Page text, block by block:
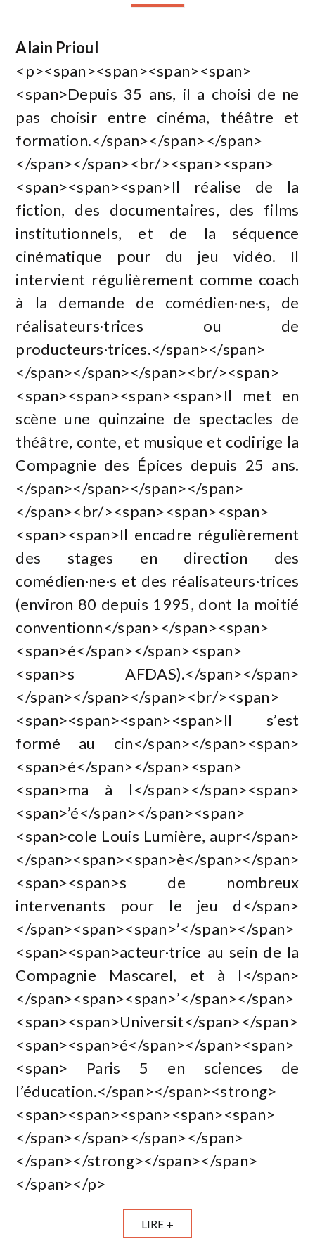
Alain Prioul
<p><span><span><span><span>
<span>Depuis 35 ans, il a choisi de ne
pas choisir entre cinéma, théâtre et
formation.</span></span></span>
</span></span><br/><span><span>
<span><span><span>Il réalise de la
fiction, des documentaires, des films
institutionnels, et de la séquence
cinématique pour du jeu vidéo. Il
intervient régulièrement comme coach
à la demande de comédien·ne·s, de
réalisateurs·trices ou de
producteurs·trices.</span></span>
</span></span></span><br/><span>
<span><span><span><span>Il met en
scène une quinzaine de spectacles de
théâtre, conte, et musique et codirige la
Compagnie des Épices depuis 25 ans.
</span></span></span></span>
</span><br/><span><span><span>
<span><span>Il encadre régulièrement
des stages en direction des
comédien·ne·s et des réalisateurs·trices
(environ 80 depuis 1995, dont la moitié
conventionn</span></span><span>
<span>é</span></span><span>
<span>s AFDAS).</span></span>
</span></span></span><br/><span>
<span><span><span><span>Il s’est
formé au cin</span></span><span>
<span>é</span></span><span>
<span>ma à l</span></span><span>
<span>’é</span></span><span>
<span>cole Louis Lumière, aupr</span>
</span><span><span>è</span></span>
<span><span>s de nombreux
intervenants pour le jeu d</span>
</span><span><span>’</span></span>
<span><span>acteur·trice au sein de la
Compagnie Mascarel, et à l</span>
</span><span><span>’</span></span>
<span><span>Universit</span></span>
<span><span>é</span></span><span>
<span> Paris 5 en sciences de
l’éducation.</span></span><strong>
<span><span><span><span><span>
</span></span></span></span>
</span></strong></span></span>
</span></p>
LIRE +